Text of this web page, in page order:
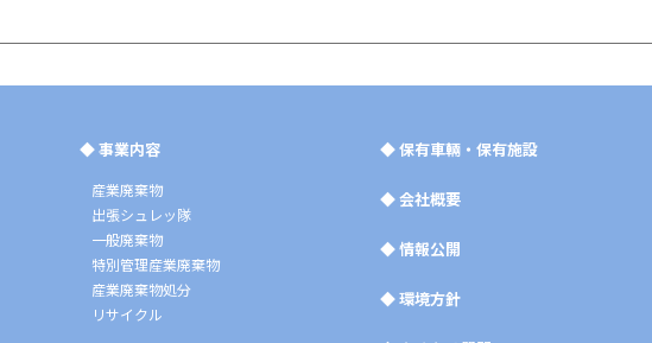
◆事業内容
産業廃棄物
出張シュレッ隊
一般廃棄物
特別管理産業廃棄物
産業廃棄物処分
リサイクル
◆保有車輛・保有施設
◆会社概要
◆情報公開
◆環境方針